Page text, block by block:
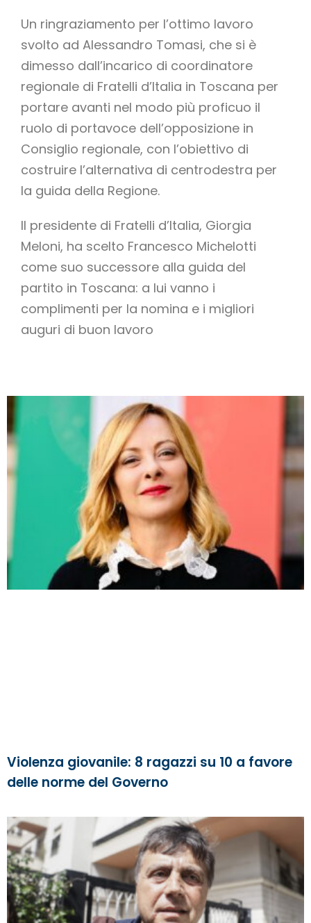
Un ringraziamento per l’ottimo lavoro
svolto ad Alessandro Tomasi, che si è
dimesso dall’incarico di coordinatore
regionale di Fratelli d’Italia in Toscana per
portare avanti nel modo più proficuo il
ruolo di portavoce dell’opposizione in
Consiglio regionale, con l’obiettivo di
costruire l’alternativa di centrodestra per
la guida della Regione.
Il presidente di Fratelli d’Italia, Giorgia
Meloni, ha scelto Francesco Michelotti
come suo successore alla guida del
partito in Toscana: a lui vanno i
complimenti per la nomina e i migliori
auguri di buon lavoro
Violenza giovanile: 8 ragazzi su 10 a favore
delle norme del Governo